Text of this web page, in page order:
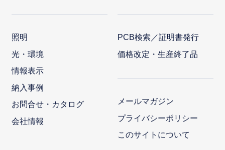
照明
光・環境
情報表示
納入事例
お問合せ・カタログ
会社情報
PCB検索／証明書発行
価格改定・生産終了品
メールマガジン
プライバシーポリシー
このサイトについて